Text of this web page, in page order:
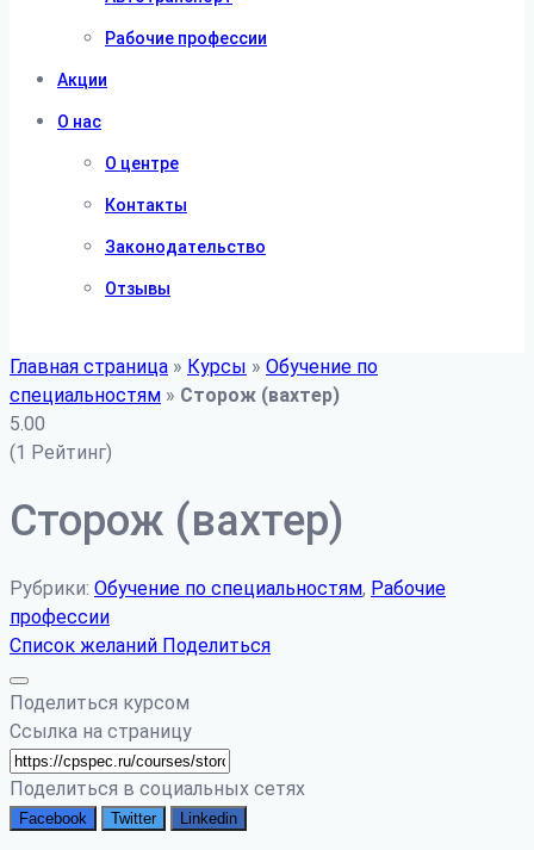
Рабочие профессии
Акции
О нас
О центре
Контакты
Законодательство
Отзывы
Главная страница » Курсы » Обучение по
специальностям » Сторож (вахтер)
5.00
(1 Рейтинг)
Сторож (вахтер)
Рубрики: Обучение по специальностям, Рабочие
профессии
Список желаний Поделиться
Поделиться курсом
Ссылка на страницу
Поделиться в социальных сетях
Facebook Twitter Linkedin